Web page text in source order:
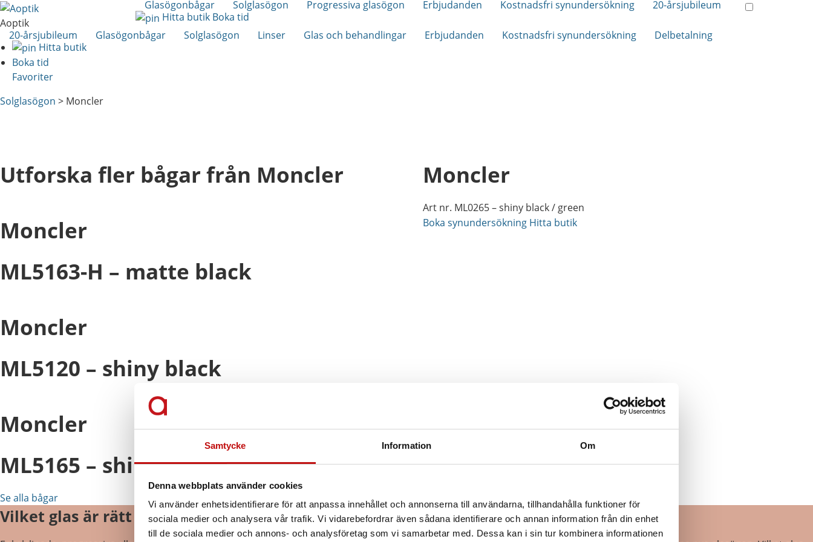
Samtycke Information Om
Denna webbplats använder cookies
Vi använder enhetsidentifierare för att anpassa innehållet och annonserna till användarna, tillhandahålla funktioner för
sociala medier och analysera vår trafik. Vi vidarebefordrar även sådana identifierare och annan information från din enhet
till de sociala medier och annons- och analysföretag som vi samarbetar med. Dessa kan i sin tur kombinera informationen
Aoptik
Glasögonbågar Solglasögon Progressiva glasögon Erbjudanden Kostnadsfri synundersökning
20-årsjubileum
Hitta butik Boka tid
20-årsjubileum
Glasögonbågar Solglasögon Linser Glas och behandlingar Erbjudanden Kostnadsfri synundersökning
Delbetalning
Hitta butik
Boka tid
Favoriter
Solglasögon > Moncler
Moncler
Art nr. ML0265 – shiny black / green
Boka synundersökning Hitta butik
Utforska fler bågar från Moncler
Moncler
ML5163-H – matte black
Moncler
ML5120 – shiny black
Moncler
ML5165 – shiny black
Se alla bågar
Vilket glas är rätt för just dig?